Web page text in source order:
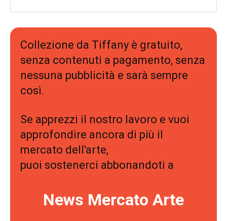
Collezione da Tiffany è gratuito,
senza contenuti a pagamento, senza
nessuna pubblicità e sarà sempre
così.
Se apprezzi il nostro lavoro e vuoi
approfondire ancora di più il
mercato dell'arte,
puoi sostenerci abbonandoti a
News Mercato Arte